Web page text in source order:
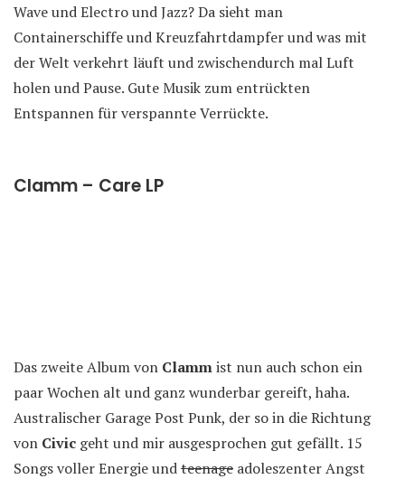
Wave und Electro und Jazz? Da sieht man
Containerschiffe und Kreuzfahrtdampfer und was mit
der Welt verkehrt läuft und zwischendurch mal Luft
holen und Pause. Gute Musik zum entrückten
Entspannen für verspannte Verrückte.
Clamm – Care LP
Das zweite Album von Clammist nun auch schon ein
paar Wochen alt und ganz wunderbar gereift, haha.
Australischer Garage Post Punk, der so in die Richtung
von Civic geht und mir ausgesprochen gut gefällt. 15
Songs voller Energie undteenage adoleszenter Angst